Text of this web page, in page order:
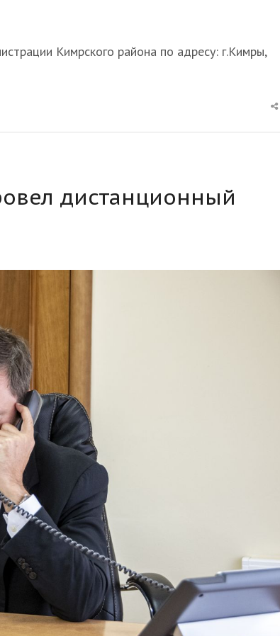
Кимрского района по адресу: г.Кимры,
дистанционный